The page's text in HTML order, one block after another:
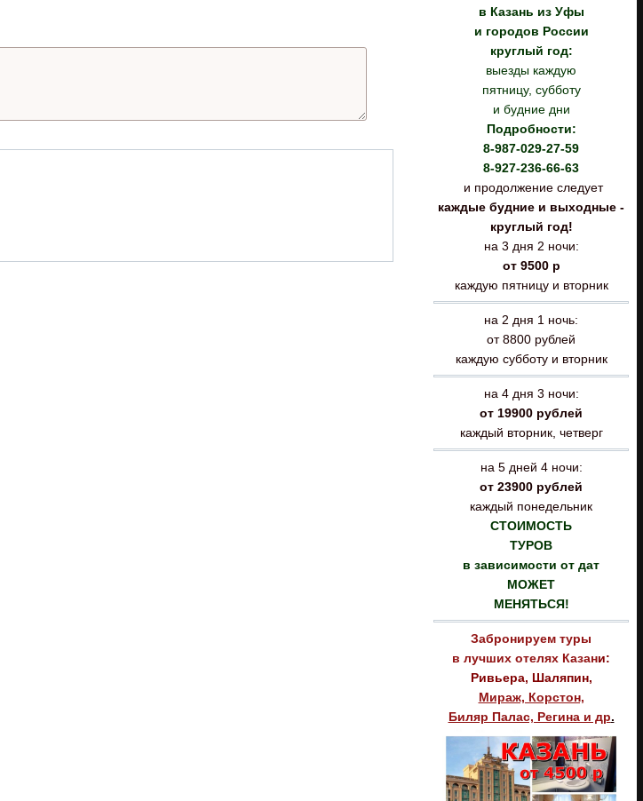
в Казань из Уфы
и городов России
круглый год:
выезды каждую
пятницу, субботу
и будние дни
Подробности:
8-987-029-27-59
8-927-236-66-63
и продолжение следует
каждые будние и выходные -
круглый год!
на 3 дня 2 ночи:
от 9500 р
каждую пятницу и вторник
на 2 дня 1 ночь:
от 8800 рублей
каждую субботу и вторник
на 4 дня 3 ночи:
от 19900 рублей
каждый вторник, четверг
на 5 дней 4 ночи:
от 23900 рублей
каждый понедельник
СТОИМОСТЬ
ТУРОВ
в зависимости от дат
МОЖЕТ
МЕНЯТЬСЯ!
Забронируем туры
в лучших отелях Казани:
Ривьера, Шаляпин,
Мираж, Корстон,
Биляр Палас, Регина и др.